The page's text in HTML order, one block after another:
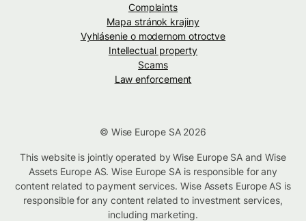
Complaints
Mapa stránok krajiny
Vyhlásenie o modernom otroctve
Intellectual property
Scams
Law enforcement
© Wise Europe SA 2026
This website is jointly operated by Wise Europe SA and Wise
Assets Europe AS. Wise Europe SA is responsible for any
content related to payment services. Wise Assets Europe AS is
responsible for any content related to investment services,
including marketing.